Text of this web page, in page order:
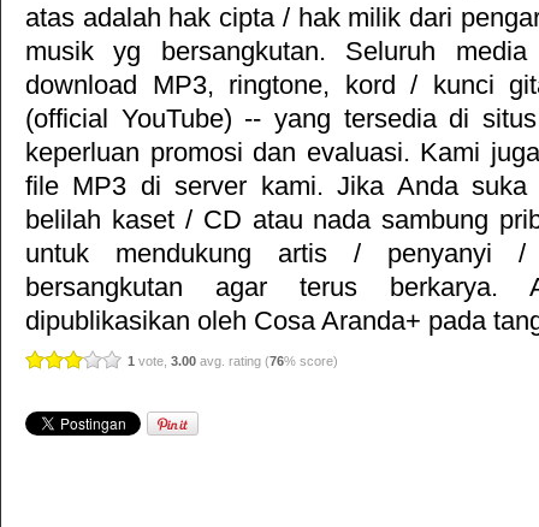
atas adalah hak cipta / hak milik dari
musik yg bersangkutan. Seluruh
download MP3, ringtone, kord / kunci
(official YouTube) -- yang tersedia di
keperluan promosi dan evaluasi. Kami
file MP3 di server kami. Jika Anda
belilah kaset / CD atau nada sambung
untuk mendukung artis / penyanyi
bersangkutan agar terus berkarya.
dipublikasikan oleh Cosa Aranda+ pada
1 vote, 3.00 avg. rating (76% score)